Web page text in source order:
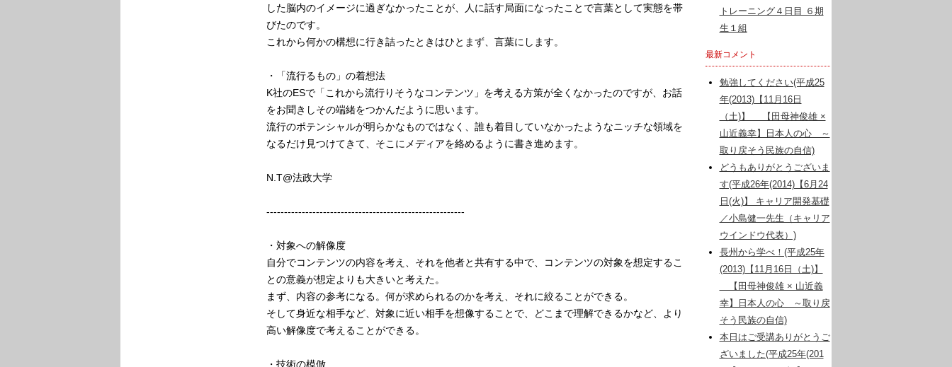
した脳内のイメージに過ぎなかったことが、人に話す局面になったことで言葉として実態を帯
びたのです。
これから何かの構想に行き詰ったときはひとまず、言葉にします。
・「流行るもの」の着想法
K社のESで「これから流行りそうなコンテンツ」を考える方策が全くなかったのですが、お話
をお聞きしその端緒をつかんだように思います。
流行のポテンシャルが明らかなものではなく、誰も着目していなかったようなニッチな領域を
なるだけ見つけてきて、そこにメディアを絡めるように書き進めます。
N.T@法政大学
--------------------------------------------------------
・対象への解像度
自分でコンテンツの内容を考え、それを他者と共有する中で、コンテンツの対象を想定するこ
との意義が想定よりも大きいと考えた。
まず、内容の参考になる。何が求められるのかを考え、それに絞ることができる。
そして身近な相手など、対象に近い相手を想像することで、どこまで理解できるかなど、より
高い解像度で考えることができる。
・技術の模倣
トレーニング４日目 ６期
生１組
最新コメント
勉強してください(平成25
年(2013)【11月16日
（土)】 【田母神俊雄 ×
山近義幸】日本人の心 ～
取り戻そう民族の自信)
どうもありがとうございま
す(平成26年(2014)【6月24
日(火)】 キャリア開発基礎
／小島健一先生（キャリア
ウインドウ代表）)
長州から学べ！(平成25年
(2013)【11月16日（土)】
【田母神俊雄 × 山近義
幸】日本人の心 ～取り戻
そう民族の自信)
本日はご受講ありがとうご
ざいました(平成25年(201